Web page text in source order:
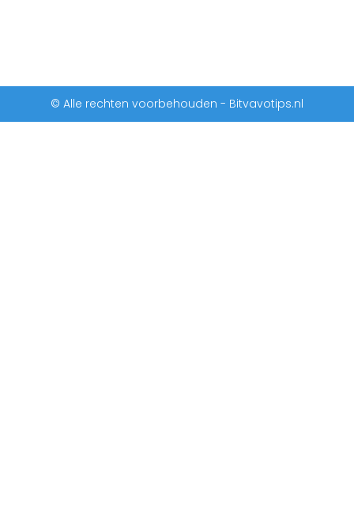
© Alle rechten voorbehouden - Bitvavotips.nl